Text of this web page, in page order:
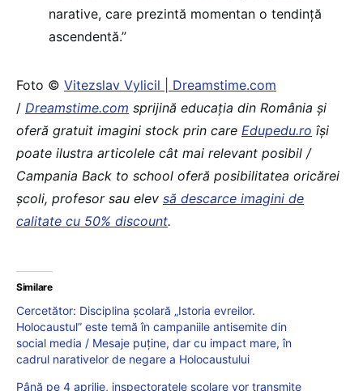
narative, care prezintă momentan o tendință
ascendentă.”
Foto © Vitezslav Vylicil | Dreamstime.com
/ Dreamstime.com sprijină educaţia din România şi
oferă gratuit imagini stock prin care Edupedu.ro îşi
poate ilustra articolele cât mai relevant posibil /
Campania Back to school oferă posibilitatea oricărei
școli, profesor sau elev să descarce imagini de
calitate cu 50% discount.
Similare
Cercetător: Disciplina școlară „Istoria evreilor.
Holocaustul” este temă în campaniile antisemite din
social media / Mesaje puține, dar cu impact mare, în
cadrul narativelor de negare a Holocaustului
Până pe 4 aprilie, inspectoratele școlare vor transmite